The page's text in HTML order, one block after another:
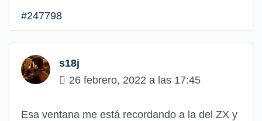
#247798
s18j
26 febrero, 2022 a las 17:45
Esa ventana me está recordando a la del ZX y